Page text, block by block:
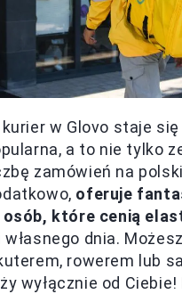
w Glovo staje
a to nie tylko
zamówień na
oferuje
osób, które cenią
dnia.
rowerem lub
wyłącznie od